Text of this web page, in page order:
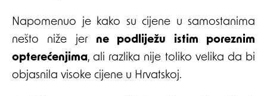
Napomenuo je kako su cijene u samostanima
nešto niže jer ne podliježu istim poreznim
opterećenjima, ali razlika nije toliko velika da bi
objasnila visoke cijene u Hrvatskoj.